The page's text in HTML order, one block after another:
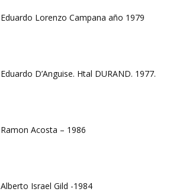
Eduardo Lorenzo Campana año 1979
Eduardo D’Anguise. Htal DURAND. 1977.
Ramon Acosta – 1986
Alberto Israel Gild -1984